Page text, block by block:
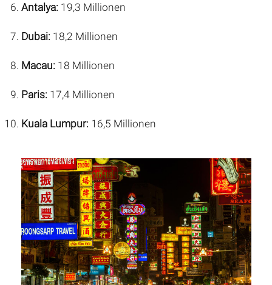
Antalya:19,3 Millionen
Dubai:18,2 Millionen
Macau:18 Millionen
Paris:17,4 Millionen
Kuala Lumpur:16,5 Millionen